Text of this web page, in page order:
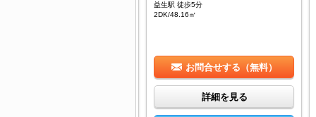
益生駅 徒歩5分
2DK/48.16㎡
お問合せする（無料）
詳細を見る